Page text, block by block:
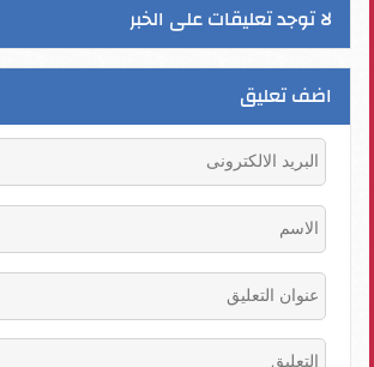
لا توجد تعليقات على الخبر
اضف تعليق